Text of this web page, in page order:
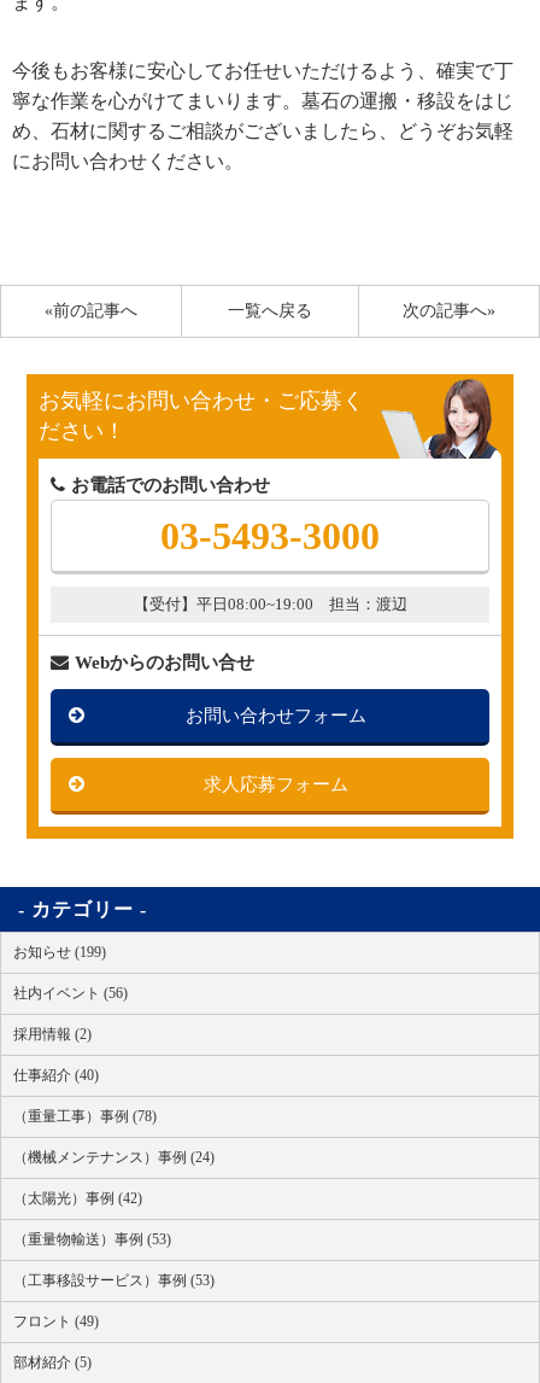
今後もお客様に安心してお任せいただけるよう、確実で丁
寧な作業を心がけてまいります。墓石の運搬・移設をはじ
め、石材に関するご相談がございましたら、どうぞお気軽
にお問い合わせください。
«前の記事へ 次の記事へ»
一覧へ戻る
お気軽にお問い合わせ・ご応募く
ださい！
お電話でのお問い合わせ
03-5493-3000
【受付】平日08:00~19:00 担当：渡辺
Webからのお問い合せ
お問い合わせフォーム
求人応募フォーム
カテゴリー
お知らせ (199)
社内イベント (56)
採用情報 (2)
仕事紹介 (40)
（重量工事）事例 (78)
（機械メンテナンス）事例 (24)
（太陽光）事例 (42)
（重量物輸送）事例 (53)
（工事移設サービス）事例 (53)
フロント (49)
部材紹介 (5)